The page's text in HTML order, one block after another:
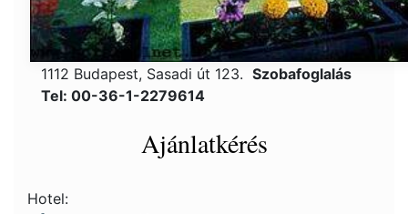
1112 Budapest, Sasadi út 123. Szobafoglalás
Tel: 00-36-1-2279614
Ajánlatkérés
Hotel: